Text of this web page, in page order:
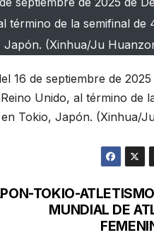
término de la semifinal de
Japón. (Xinhua/Ju
16 de septiembre de
Unido, al término de
Tokio, Japón. (Xinhua/
TOKIO-
MUNDIAL DE